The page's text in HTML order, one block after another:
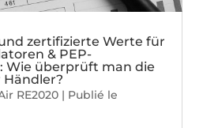
zertifizierte Werte für
& PEP-
Wie überprüft man die
RE2020| Publié le